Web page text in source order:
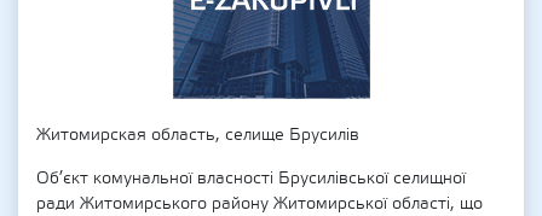
Житомирская область, селище Брусилів
Об’єкт комунальної власності Брусилівської селищної
ради Житомирського району Житомирської області, що